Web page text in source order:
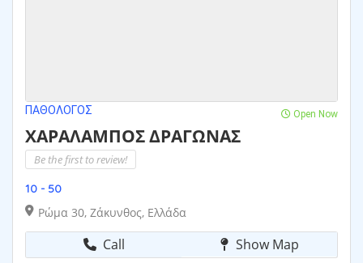
ΠΑΘΟΛΌΓΟΣ Open Now
ΧΑΡΑΛΑΜΠΟΣ ΔΡΑΓΩΝΑΣ
Be the first to review!
10 - 50
Ρώμα 30, Ζάκυνθος, Ελλάδα
Call Show Map